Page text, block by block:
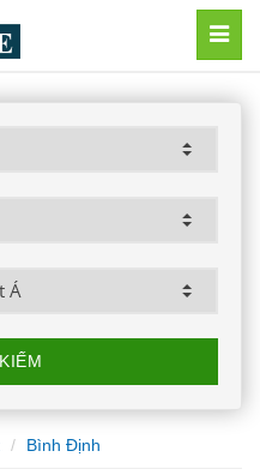
Bình Định